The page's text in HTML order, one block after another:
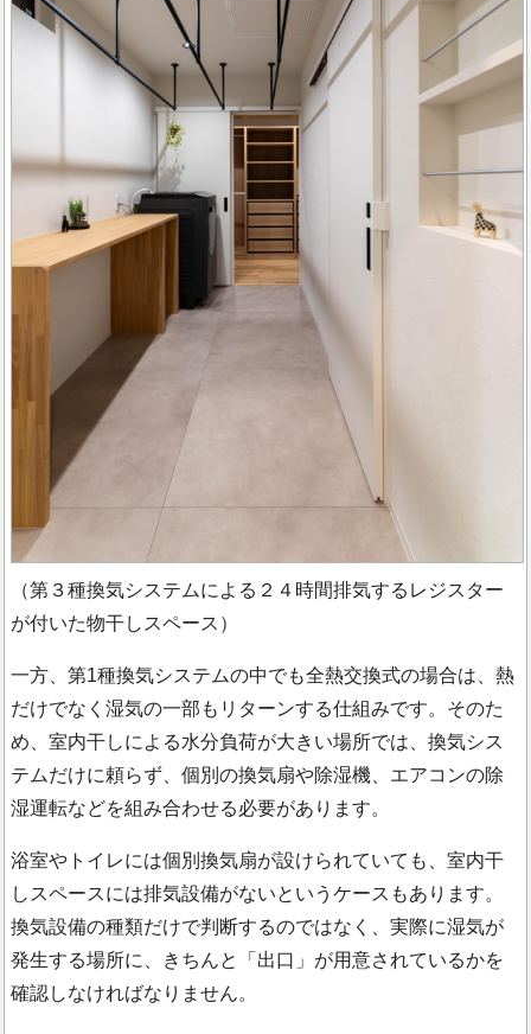
（第３種換気システムによる２４時間排気するレジスター
が付いた物干しスペース）
一方、第1種換気システムの中でも全熱交換式の場合は、熱
だけでなく湿気の一部もリターンする仕組みです。そのた
め、室内干しによる水分負荷が大きい場所では、換気シス
テムだけに頼らず、個別の換気扇や除湿機、エアコンの除
湿運転などを組み合わせる必要があります。
浴室やトイレには個別換気扇が設けられていても、室内干
しスペースには排気設備がないというケースもあります。
換気設備の種類だけで判断するのではなく、実際に湿気が
発生する場所に、きちんと「出口」が用意されているかを
確認しなければなりません。